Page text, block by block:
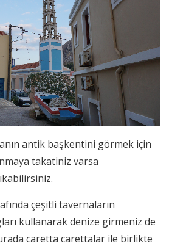
antik başkentini görmek için
takatiniz varsa
çeşitli tavernaların
kullanarak denize girmeniz de
caretta carettalar ile birlikte